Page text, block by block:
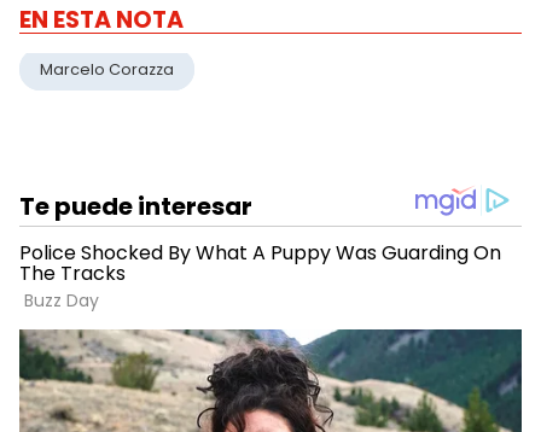
EN ESTA NOTA
Marcelo Corazza